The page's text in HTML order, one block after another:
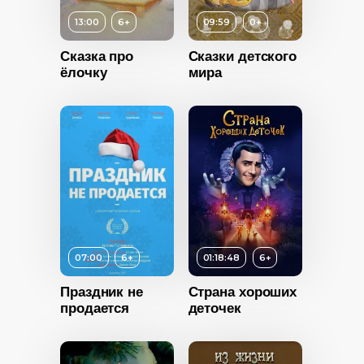
27:00
Год 2013
Страна
13:00 6+
Сказка про
ёлочку
Возраст
09:59
Страна Россия
09:59 0+
Сказки детского
мира
07:00 6+
Праздник не
продается
01:18:48 6+
Страна хороших
деточек